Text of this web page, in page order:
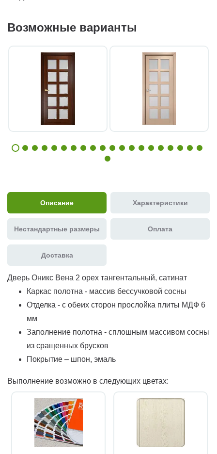
Возможные варианты
Описание Характеристики
Нестандартные размеры Оплата
Доставка
Дверь Оникс Вена 2 орех тангентальный, сатинат
Каркас полотна - массив бессучковой сосны
Отделка - с обеих сторон прослойка плиты МДФ 6
мм
Заполнение полотна - сплошным массивом сосны
из сращенных брусков
Покрытие – шпон, эмаль
Выполнение возможно в следующих цветах: